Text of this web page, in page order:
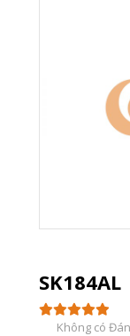
SK184AL
Không có